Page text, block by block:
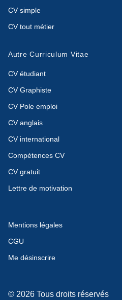
CV simple
CV tout métier
Autre Curriculum Vitae
CV étudiant
CV Graphiste
CV Pole emploi
CV anglais
CV international
Compétences CV
CV gratuit
Lettre de motivation
Mentions légales
CGU
Me désinscrire
© 2026 Tous droits réservés